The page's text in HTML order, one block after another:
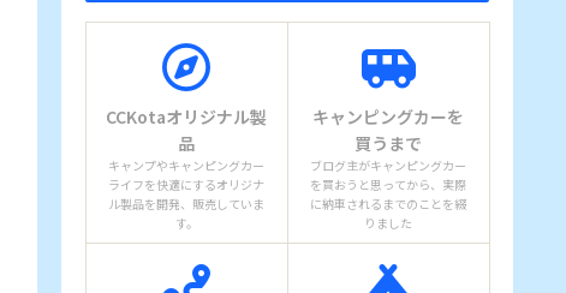
CCKotaオリジナル製
品
キャンプやキャンピングカー
ライフを快適にするオリジナ
ル製品を開発、販売していま
す。
キャンピングカーを
買うまで
ブログ主がキャンピングカー
を買おうと思ってから、実際
に納車されるまでのことを綴
りました